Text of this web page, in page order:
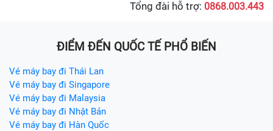
Tổng đài hỗ trợ: 0868.003.443
ĐIỂM ĐẾN QUỐC TẾ PHỔ BIẾN
Vé máy bay đi Thái Lan
Vé máy bay đi Singapore
Vé máy bay đi Malaysia
Vé máy bay đi Nhật Bản
Vé máy bay đi Hàn Quốc